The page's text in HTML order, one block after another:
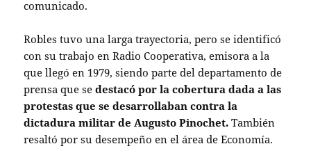
comunicado.
Robles tuvo una larga trayectoria, pero se identificó
con su trabajo en Radio Cooperativa, emisora a la
que llegó en 1979, siendo parte del departamento de
prensa que sedestacó por la cobertura dada a las
protestas que se desarrollaban contra la
dictadura militar de Augusto Pinochet.También
resaltó por su desempeño en el área de Economía.